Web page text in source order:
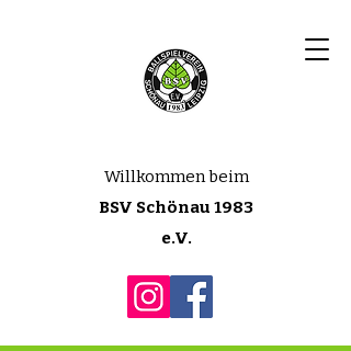
Willkommen beim
BSV Schönau 1983
e.V.